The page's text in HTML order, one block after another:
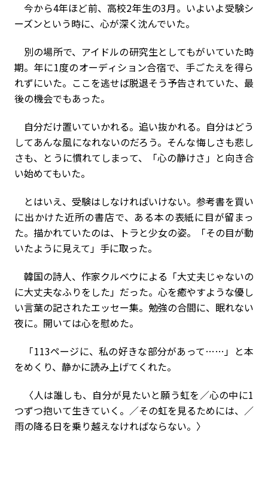
今から4年ほど前、高校2年生の3月。いよいよ受験シ
ーズンという時に、心が深く沈んでいた。
別の場所で、アイドルの研究生としてもがいていた時
期。年に1度のオーディション合宿で、手ごたえを得ら
れずにいた。ここを逃せば脱退――そう予告されていた、最
後の機会でもあった。
自分だけ置いていかれる。追い抜かれる。自分はどう
してあんな風になれないのだろう。そんな悔しさも悲し
さも、とうに慣れてしまって、「心の静けさ」と向き合
い始めてもいた。
とはいえ、受験はしなければいけない。参考書を買い
に出かけた近所の書店で、ある本の表紙に目が留まっ
た。描かれていたのは、トラと少女の姿。「その目が動
いたように見えて」手に取った。
韓国の詩人、作家クルベウによる「大丈夫じゃないの
に大丈夫なふりをした」だった。心を癒やすような優し
い言葉の記されたエッセー集。勉強の合間に、眠れない
夜に。開いては心を慰めた。
「113ページに、私の好きな部分があって……」と本
をめくり、静かに読み上げてくれた。
〈人は誰しも、自分が見たいと願う虹を／心の中に1
つずつ抱いて生きていく。／その虹を見るためには、／
雨の降る日を乗り越えなければならない。〉